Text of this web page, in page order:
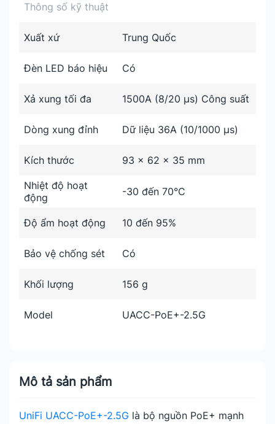
Mô tả sản phẩm
UniFi UACC-PoE+-2.5G là bộ nguồn PoE+ mạnh
Thông số kỹ thuật
Xuất xứ Trung Quốc
Đèn LED báo hiệu Có
Xả xung tối đa 1500A (8/20 μs) Công suất
Dòng xung đỉnh Dữ liệu 36A (10/1000 μs)
Kích thước 93 x 62 x 35 mm
Nhiệt độ hoạt
động
-30 đến 70°C
Độ ẩm hoạt động 10 đến 95%
Bảo vệ chống sét Có
Khối lượng 156 g
Model UACC-PoE+-2.5G